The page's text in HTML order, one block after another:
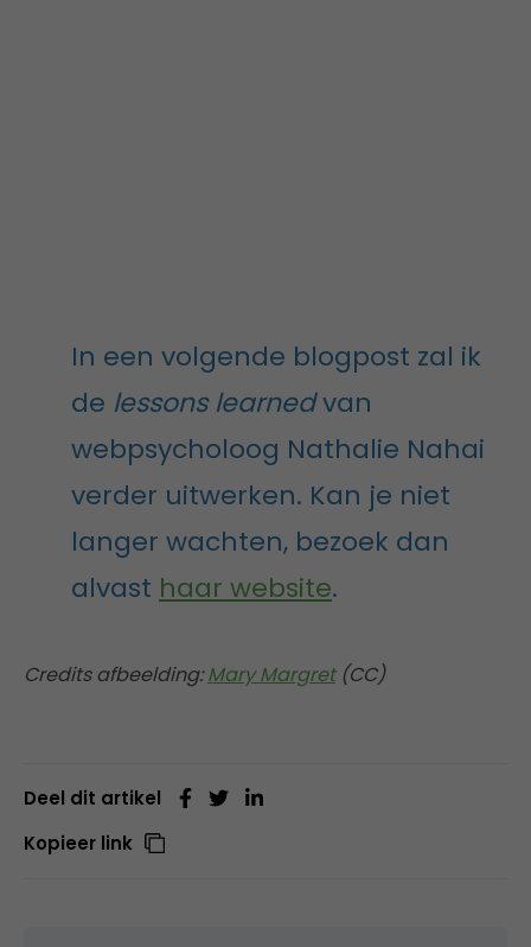
In een volgende blogpost zal ik
de lessons learnedvan
webpsycholoog Nathalie Nahai
verder uitwerken. Kan je niet
langer wachten, bezoek dan
alvast haar website.
Credits afbeelding:Mary Margret(CC)
Deel dit artikel
Kopieer link